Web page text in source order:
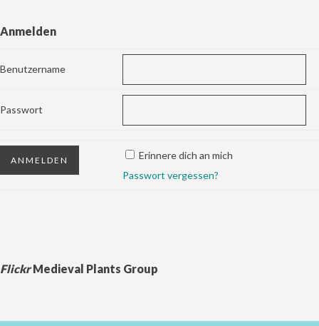
Anmelden
Benutzername
Passwort
Erinnere dich an mich
Passwort vergessen?
FlickrMedieval Plants Group